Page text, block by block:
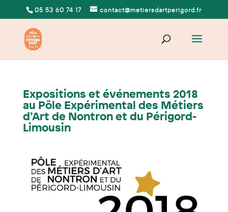
05 53 60 74 17 contact@metiersdartperigord.fr
Expositions et événements 2018
au Pôle Expérimental des Métiers
d’Art de Nontron et du Périgord-
Limousin